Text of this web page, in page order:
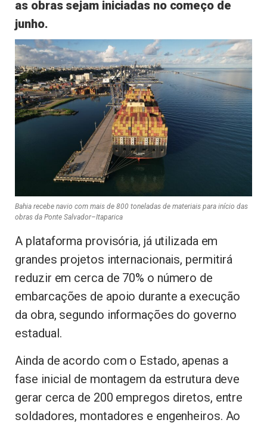
as obras sejam iniciadas no começo de
junho.
Bahia recebe navio com mais de 800 toneladas de materiais para início das
obras da Ponte Salvador–Itaparica
A plataforma provisória, já utilizada em
grandes projetos internacionais, permitirá
reduzir em cerca de 70% o número de
embarcações de apoio durante a execução
da obra, segundo informações do governo
estadual.
Ainda de acordo com o Estado, apenas a
fase inicial de montagem da estrutura deve
gerar cerca de 200 empregos diretos, entre
soldadores, montadores e engenheiros. Ao